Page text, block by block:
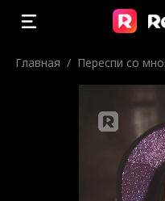
Главная / Переспи со